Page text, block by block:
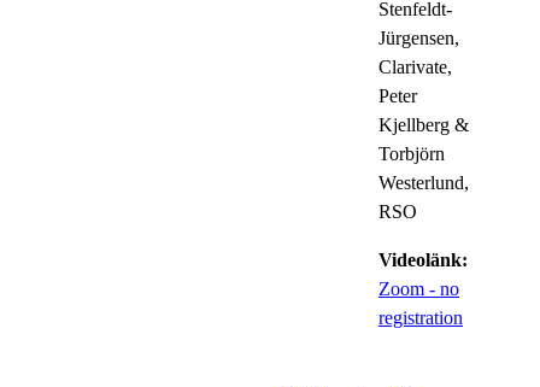
Stenfeldt-
Jürgensen,
Clarivate,
Peter
Kjellberg &
Torbjörn
Westerlund,
RSO
Videolänk:
Zoom - no
registration